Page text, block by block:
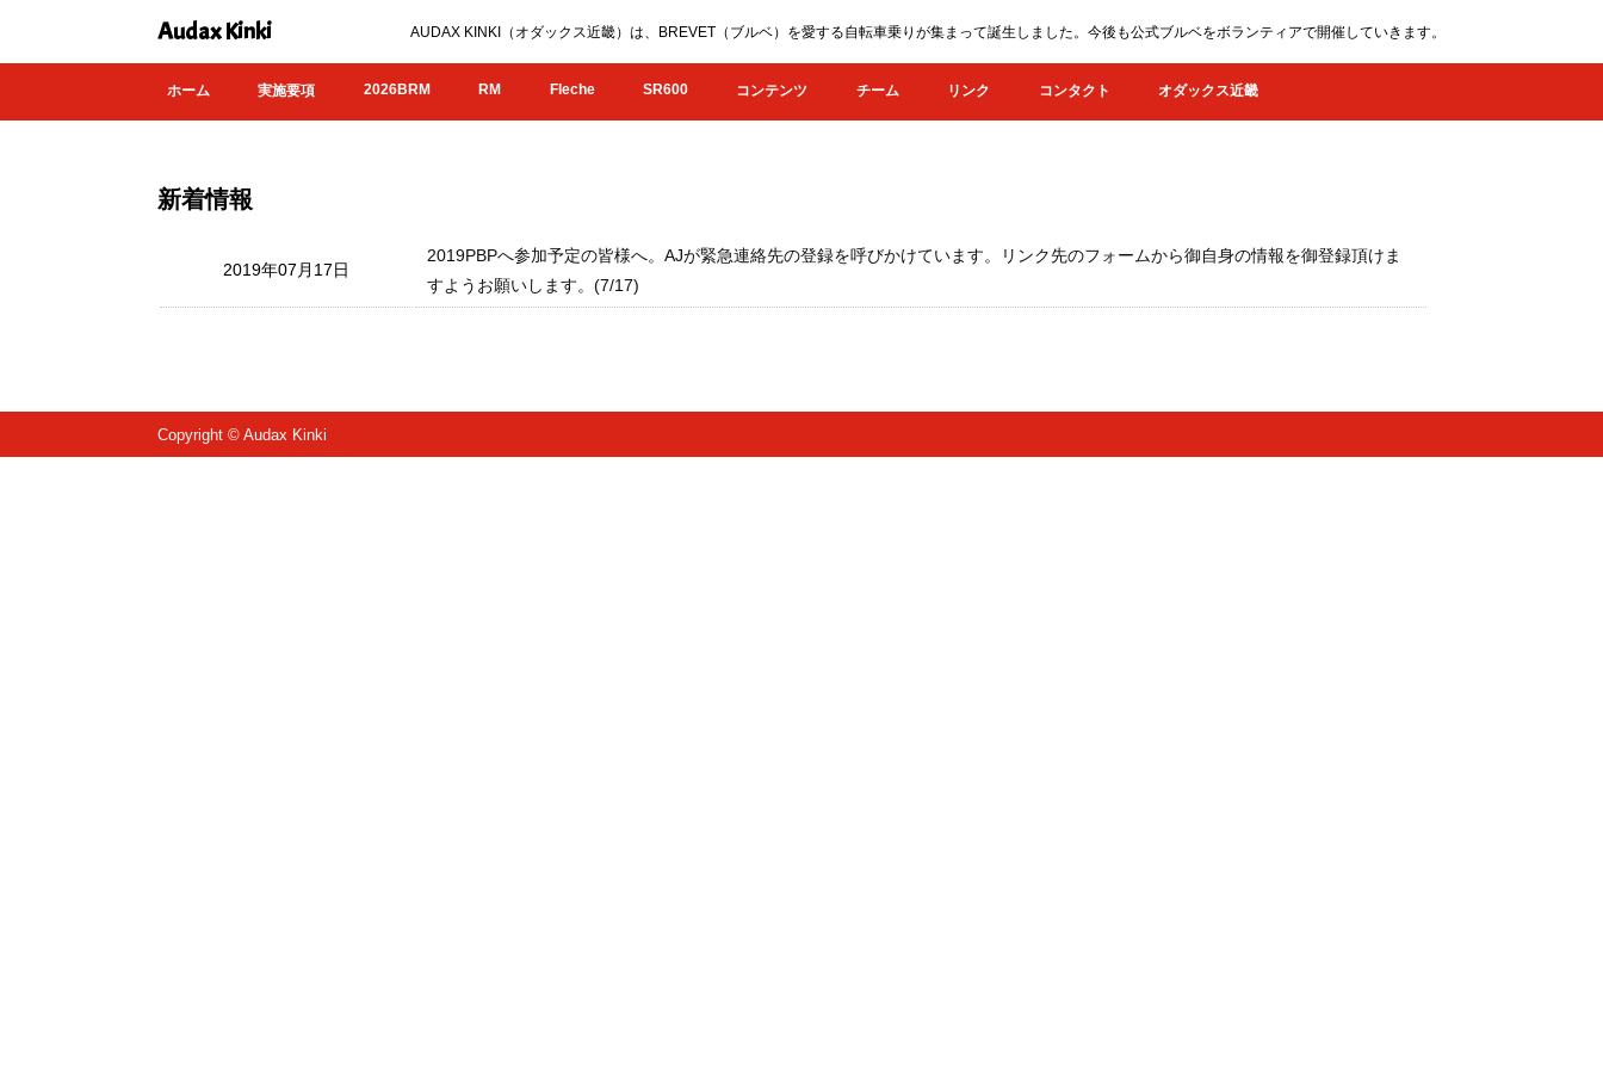
Audax Kinki AUDAX KINKI（オダックス近畿）は、BREVET（ブルベ）を愛する自転車乗りが集まって誕生しました。今後も公式ブルベをボランティアで開催していきます。
ホーム 実施要項 2026BRM RM Fleche SR600 コンテンツ チーム リンク コンタクト オダックス近畿
新着情報
2019年07月17日
2019PBPへ参加予定の皆様へ。AJが緊急連絡先の登録を呼びかけています。リンク先のフォームから御自身の情報を御登録頂けま
すようお願いします。(7/17)
Copyright © Audax Kinki